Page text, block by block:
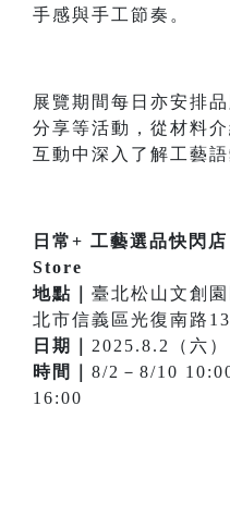
手感與手工節奏。
展覽期間每日亦安排
分享等活動，從材料
互動中深入了解工藝語
日常+ 工藝選品快閃
Store
地點｜ 臺北松山文創
北市信義區光復南路
日期｜ 2025.8.2（六）
時間｜ 8/2－8/10
16:00